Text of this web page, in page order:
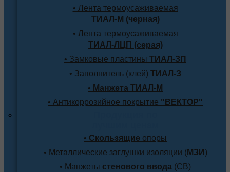
• Лента термоусаживаемая
ТИАЛ-М (черная)
• Лента термоусаживаемая
ТИАЛ-ЛЦП (серая)
• Замковые пластины ТИАЛ-ЗП
• Заполнитель (клей) ТИАЛ-З
• Манжета ТИАЛ-М
• Антикоррозийное покрытие "ВЕКТОР"
• Скользящие опоры
• Металлические заглушки изоляции (МЗИ )
• Манжеты стенового ввода (СВ)